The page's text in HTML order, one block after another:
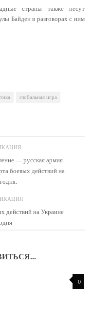
страны также несут
Байден в разговорах с ним
глобальная игра
— русская армия
боевых действий на
действий на Украине
0